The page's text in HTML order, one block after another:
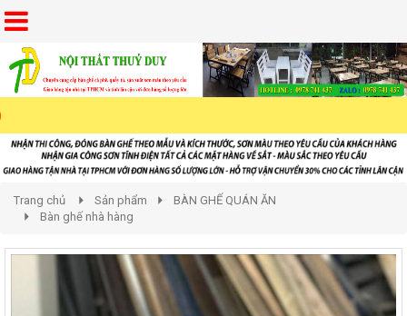
Trang chủ Sản phẩm
BÀN GHẾ QUÁN ĂN
Bàn ghế nhà hàng